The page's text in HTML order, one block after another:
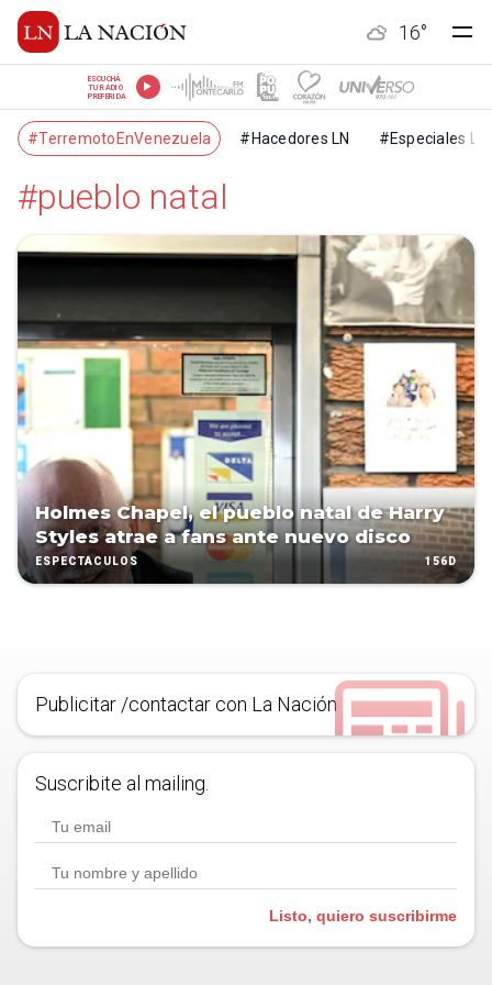
16°
ESCUCHÁ
TU RADIO
PREFERIDA
#TerremotoEnVenezuela #Hacedores LN #Especiales LN
#pueblo natal
Holmes Chapel, el pueblo natal de Harry
Styles atrae a fans ante nuevo disco
ESPECTÁCULOS 156D
Publicitar /contactar con La Nación
Suscribite al mailing.
Listo, quiero suscribirme